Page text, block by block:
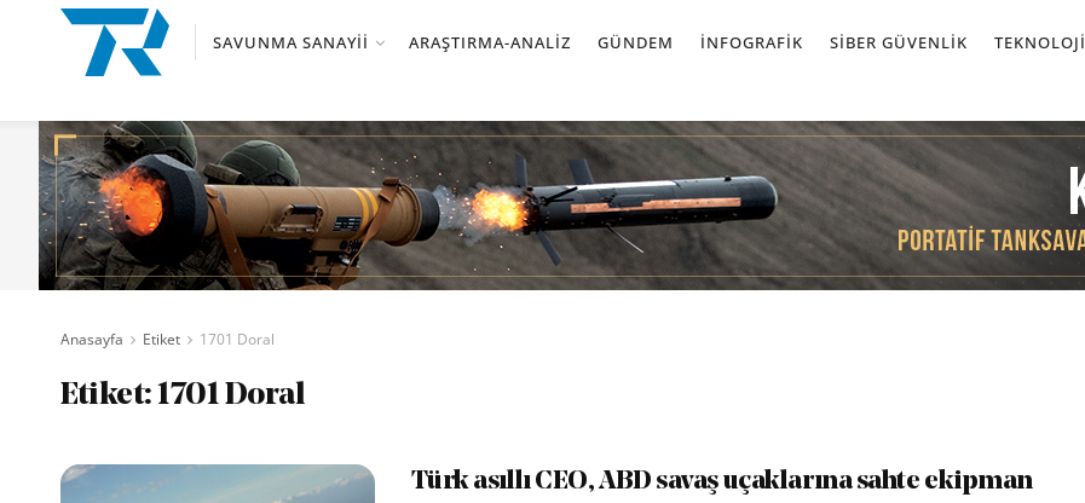
SAVUNMA SANAYII ARAŞTIRMA-ANALIZ GÜNDEM İNFOGRAFIK SIBER GÜVENLIK TEKNOLOJI
Anasayfa Etiket 1701 Doral
Etiket:1701 Doral
Türk asıllı CEO, ABD savaş uçaklarına sahte ekipman